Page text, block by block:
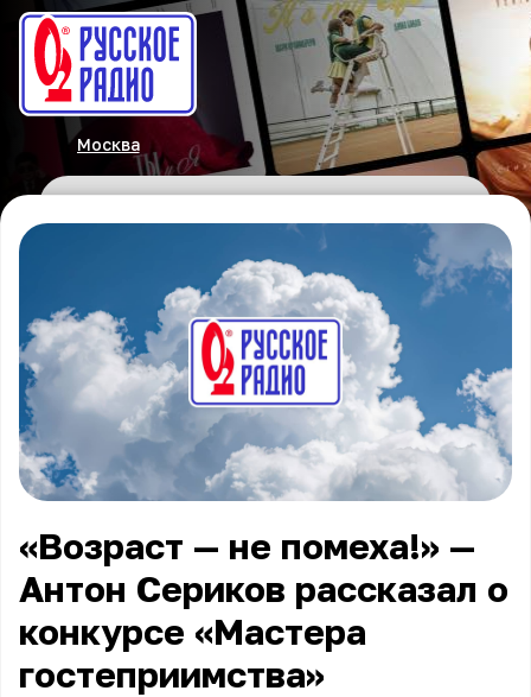
Москва
«Возраст — не помеха!» —
Антон Сериков рассказал о
конкурсе «Мастера
гостеприимства»